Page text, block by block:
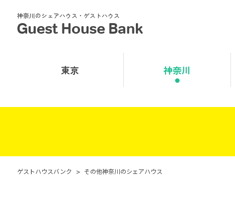
神奈川のシェアハウス・ゲストハウス
東京 神奈川
ゲストハウスバンク > その他神奈川のシェアハウス